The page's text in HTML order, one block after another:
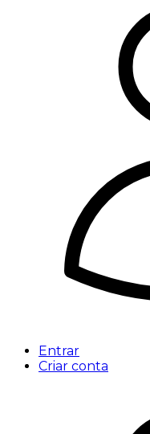
Entrar
Criar conta